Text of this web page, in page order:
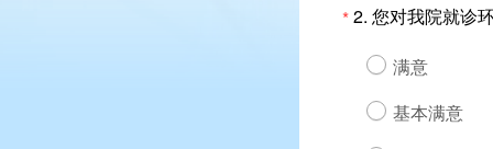
*2. 您对我院就诊
满意
基本满意